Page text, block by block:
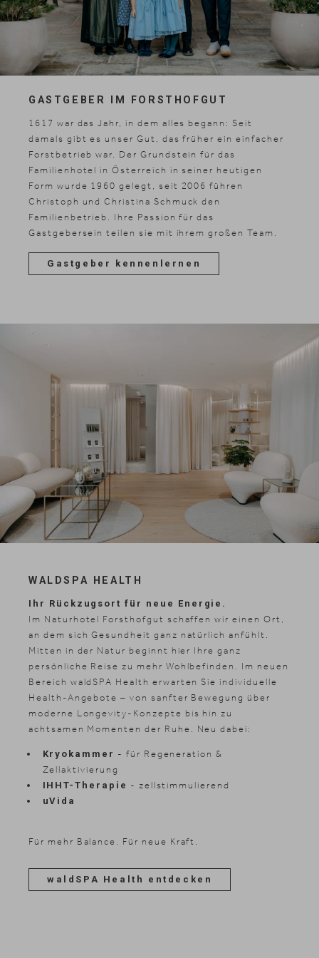
GASTGEBER IM FORSTHOFGUT
1617 war das Jahr, in dem alles begann: Seit
damals gibt es unser Gut, das früher ein einfacher
Forstbetrieb war. Der Grundstein für das
Familienhotel in Österreich in seiner heutigen
Form wurde 1960 gelegt, seit 2006 führen
Christoph und Christina Schmuck den
Familienbetrieb. Ihre Passion für das
Gastgebersein teilen sie mit ihrem großen Team.
Gastgeber kennenlernen
WALDSPA HEALTH
Ihr Rückzugsort für neue Energie.
Im Naturhotel Forsthofgut schaffen wir einen Ort,
an dem sich Gesundheit ganz natürlich anfühlt.
Mitten in der Natur beginnt hier Ihre ganz
persönliche Reise zu mehr Wohlbefinden. Im neuen
Bereich waldSPA Health erwarten Sie individuelle
Health-Angebote – von sanfter Bewegung über
moderne Longevity-Konzepte bis hin zu
achtsamen Momenten der Ruhe. Neu dabei:
Kryokammer - für Regeneration &
Zellaktivierung
IHHT-Therapie - zellstimmulierend
uVida
Für mehr Balance. Für neue Kraft.
waldSPA Health entdecken